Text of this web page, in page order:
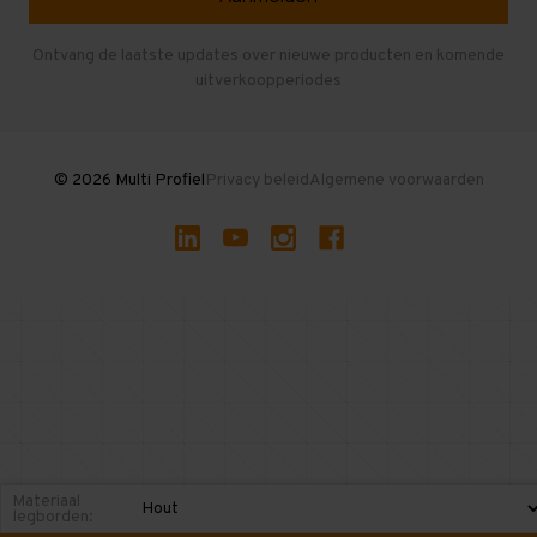
Gebruikte entresolvloeren
Ontvang de laatste updates over nieuwe producten en komende
uitverkoopperiodes
© 2026 Multi ProfielPrivacy beleidAlgemene voorwaarden
Materiaal
legborden: